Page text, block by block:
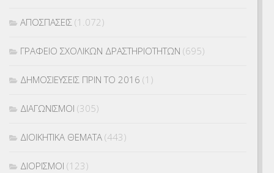
ΑΠΟΣΠΑΣΕΙΣ (1.072)
ΓΡΑΦΕΙΟ ΣΧΟΛΙΚΩΝ ΔΡΑΣΤΗΡΙΟΤΗΤΩΝ (695)
ΔΗΜΟΣΙΕΥΣΕΙΣ ΠΡΙΝ ΤΟ 2016 (1)
ΔΙΑΓΩΝΙΣΜΟΙ (305)
ΔΙΟΙΚΗΤΙΚΑ ΘΕΜΑΤΑ (443)
ΔΙΟΡΙΣΜΟΙ (123)